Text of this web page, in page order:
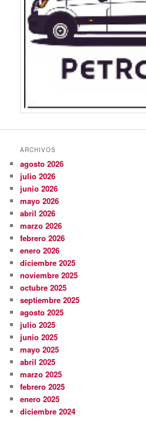
ARCHIVOS
agosto 2026
julio 2026
junio 2026
mayo 2026
abril 2026
marzo 2026
febrero 2026
enero 2026
diciembre 2025
noviembre 2025
octubre 2025
septiembre 2025
agosto 2025
julio 2025
junio 2025
mayo 2025
abril 2025
marzo 2025
febrero 2025
enero 2025
diciembre 2024